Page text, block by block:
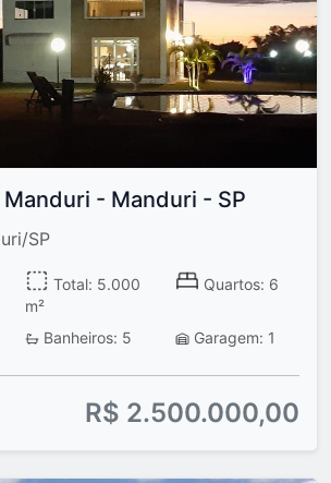
Manduri - Manduri - SP
SP
Total: 5.000
m²
Quartos: 6
Banheiros: 5 Garagem: 1
R$ 2.500.000,00